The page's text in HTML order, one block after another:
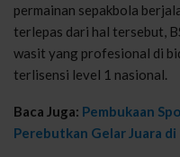
permainan sepakbola
terlepas dari hal tersebut,
wasit yang profesional di
terlisensi level 1 nasional.
Baca Juga: Pembukaan
Perebutkan Gelar Juara di